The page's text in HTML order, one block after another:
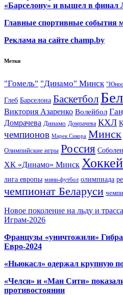
«Барселону» и вышел в финал
Главные спортивные события
Реклама на сайте champ.by
Метки
"Гомель" "Динамо" Минск
Глеб Барселона Баскетбол
Виктория Азаренко Волейбол
Домрачева Динамо Домрачева КХЛ
чемпионов Марек Сикора Минск
Олимпийские игры Россия
ХК «Динамо» Минск Хоккей
лига европы мини-футбол олимпиада
чемпионат Беларуси
Новое поколение на льду и
Играм-2026
Французы «уничтожили»
Евро-2024
«Ньюкасл» одержал крупную
«Челси» и «Ман Сити»
противостоянии